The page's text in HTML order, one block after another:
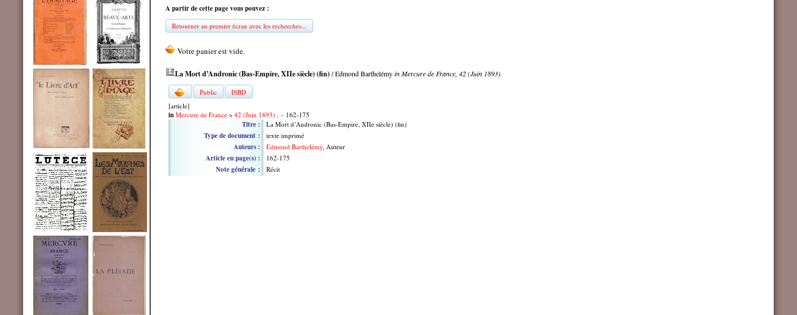
A partir de cette page vous pouvez :
Retourner au premier écran avec les recherches...
La Mort d’Andronic (Bas-Empire, XIIe siècle) (fin)/ Edmond Barthelémyin Mercure de France, 42 (Juin 1893)
Public
ISBD
[article]
in Mercure de France > 42 (Juin 1893) . - 162-175
Titre : La Mort d’Andronic (Bas-Empire, XIIe siècle) (fin)
Type de document : texte imprimé
Auteurs : Edmond Barthelémy, Auteur
Article en page(s) : 162-175
Note générale : Récit